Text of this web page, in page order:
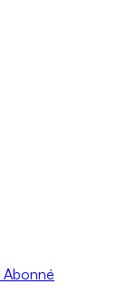
Abonné